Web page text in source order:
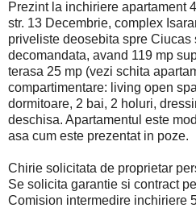
Prezint la inchiriere apartament
str. 13 Decembrie, complex
priveliste deosebita spre Ciucas
decomandata, avand 119 mp
terasa 25 mp (vezi schita
compartimentare: living open
dormitoare, 2 bai, 2 holuri,
deschisa. Apartamentul este
asa cum este prezentat in poze.
Chirie solicitata de proprietar
Se solicita garantie si contract
Comision intermedire inchiriere